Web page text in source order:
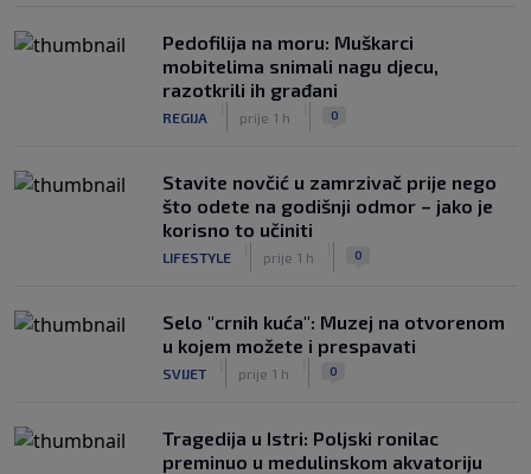
Pedofilija na moru: Muškarci
mobitelima snimali nagu djecu,
razotkrili ih građani
REGIJA prije 1 h 0
Stavite novčić u zamrzivač prije nego
što odete na godišnji odmor – jako je
korisno to učiniti
LIFESTYLE prije 1 h 0
Selo "crnih kuća": Muzej na otvorenom
u kojem možete i prespavati
SVIJET prije 1 h 0
Tragedija u Istri: Poljski ronilac
preminuo u medulinskom akvatoriju